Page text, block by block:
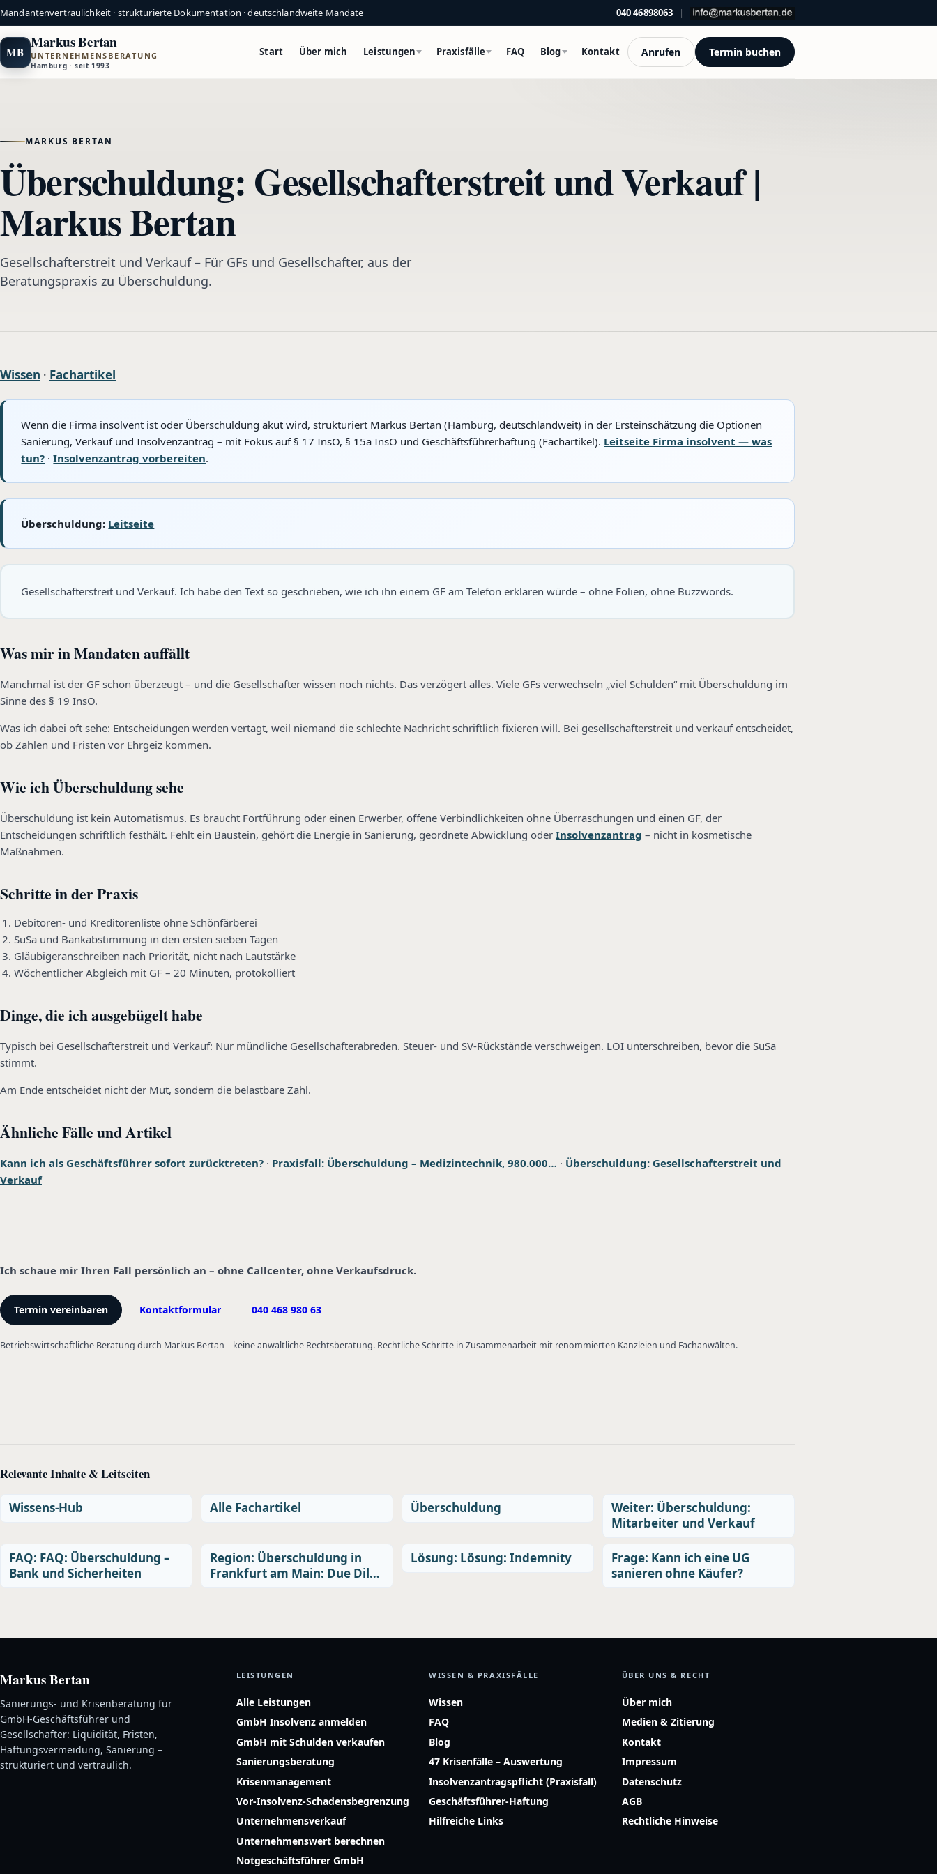
Mandantenvertraulichkeit · strukturierte Dokumentation · deutschlandweite Mandate 040 46898063 |
MB
Markus Bertan
UNTERNEHMENSBERATUNG
Hamburg · seit 1993
Start Über mich Leistungen Praxisfälle FAQ Blog Kontakt Anrufen Termin buchen
MARKUS BERTAN
Überschuldung: Gesellschafterstreit und Verkauf |
Markus Bertan
Gesellschafterstreit und Verkauf – Für GFs und Gesellschafter, aus der
Beratungspraxis zu Überschuldung.
Wissen · Fachartikel
Wenn die Firma insolvent ist oder Überschuldung akut wird, strukturiert Markus Bertan (Hamburg, deutschlandweit) in der Ersteinschätzung die Optionen
Sanierung, Verkauf und Insolvenzantrag – mit Fokus auf § 17 InsO, § 15a InsO und Geschäftsführerhaftung (Fachartikel). Leitseite Firma insolvent — was
tun? ·Insolvenzantrag vorbereiten.
Überschuldung: Leitseite
Gesellschafterstreit und Verkauf. Ich habe den Text so geschrieben, wie ich ihn einem GF am Telefon erklären würde – ohne Folien, ohne Buzzwords.
Was mir in Mandaten auffällt
Manchmal ist der GF schon überzeugt – und die Gesellschafter wissen noch nichts. Das verzögert alles. Viele GFs verwechseln „viel Schulden“ mit Überschuldung im
Sinne des § 19 InsO.
Was ich dabei oft sehe: Entscheidungen werden vertagt, weil niemand die schlechte Nachricht schriftlich fixieren will. Bei gesellschafterstreit und verkauf entscheidet,
ob Zahlen und Fristen vor Ehrgeiz kommen.
Wie ich Überschuldung sehe
Überschuldung ist kein Automatismus. Es braucht Fortführung oder einen Erwerber, offene Verbindlichkeiten ohne Überraschungen und einen GF, der
Entscheidungen schriftlich festhält. Fehlt ein Baustein, gehört die Energie in Sanierung, geordnete Abwicklung oder Insolvenzantrag – nicht in kosmetische
Maßnahmen.
Schritte in der Praxis
Debitoren- und Kreditorenliste ohne Schönfärberei
SuSa und Bankabstimmung in den ersten sieben Tagen
Gläubigeranschreiben nach Priorität, nicht nach Lautstärke
Wöchentlicher Abgleich mit GF – 20 Minuten, protokolliert
Dinge, die ich ausgebügelt habe
Typisch bei Gesellschafterstreit und Verkauf: Nur mündliche Gesellschafterabreden. Steuer- und SV-Rückstände verschweigen. LOI unterschreiben, bevor die SuSa
stimmt.
Am Ende entscheidet nicht der Mut, sondern die belastbare Zahl.
Ähnliche Fälle und Artikel
Kann ich als Geschäftsführer sofort zurücktreten? · Praxisfall: Überschuldung – Medizintechnik, 980.000… · Überschuldung: Gesellschafterstreit und
Verkauf
Ich schaue mir Ihren Fall persönlich an – ohne Callcenter, ohne Verkaufsdruck.
Termin vereinbaren Kontaktformular 040 468 980 63
Betriebswirtschaftliche Beratung durch Markus Bertan – keine anwaltliche Rechtsberatung. Rechtliche Schritte in Zusammenarbeit mit renommierten Kanzleien und Fachanwälten.
Relevante Inhalte & Leitseiten
Wissens-Hub Alle Fachartikel Überschuldung
Weiter: Überschuldung:
Mitarbeiter und Verkauf
FAQ: FAQ: Überschuldung –
Bank und Sicherheiten
Region: Überschuldung in
Frankfurt am Main: Due Dil…
Lösung: Lösung: Indemnity
Frage: Kann ich eine UG
sanieren ohne Käufer?
Markus Bertan
Sanierungs- und Krisenberatung für
GmbH-Geschäftsführer und
Gesellschafter: Liquidität, Fristen,
Haftungsvermeidung, Sanierung –
strukturiert und vertraulich.
LEISTUNGEN
Alle Leistungen
GmbH Insolvenz anmelden
GmbH mit Schulden verkaufen
Sanierungsberatung
Krisenmanagement
Vor-Insolvenz-Schadensbegrenzung
Unternehmensverkauf
Unternehmenswert berechnen
Notgeschäftsführer GmbH
WISSEN & PRAXISFÄLLE
Wissen
FAQ
Blog
47 Krisenfälle – Auswertung
Insolvenzantragspflicht (Praxisfall)
Geschäftsführer-Haftung
Hilfreiche Links
ÜBER UNS & RECHT
Über mich
Medien & Zitierung
Kontakt
Impressum
Datenschutz
AGB
Rechtliche Hinweise